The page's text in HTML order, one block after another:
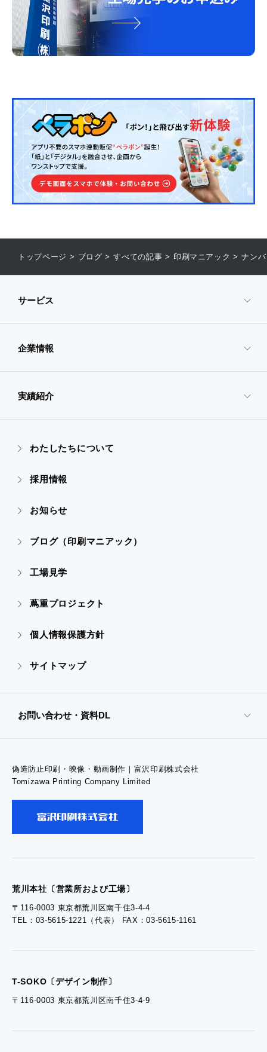
トップページ > ブログ >すべての記事 > 印刷マニアック >ナン
サービス
- サービスTOP
- 映像・動画制作
- デザイン
- 販促グッズ
企業情報
- 企業情報TOP
- ごあいさつ
- 会社概要
- CSR活動
実績紹介
- 実績紹介TOP
- ぎぞらーず
- デザイン
わたしたちについて
採用情報
お知らせ
ブログ（印刷マニアック）
工場見学
蔦重プロジェクト
個人情報保護方針
サイトマップ
お問い合わせ・資料DL
- お問い合わせTOP
- お問い合わせ
- 採用お問い合わせ
偽造防止印刷・映像・動画制作｜富沢印刷株式会社
Tomizawa Printing Company Limited
荒川本社〔営業所および工場〕
〒116-0003 東京都荒川区南千住3-4-4
TEL：03-5615-1221（代表） FAX：03-5615-1161
T-SOKO〔デザイン制作〕
〒116-0003 東京都荒川区南千住3-4-9